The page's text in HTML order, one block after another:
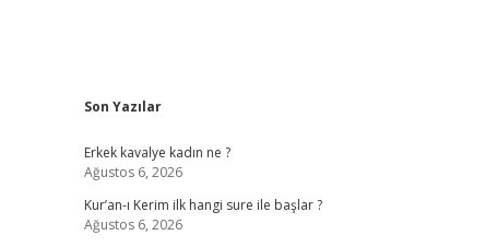
Sidebar
Son Yazılar
Erkek kavalye kadın ne ?
Ağustos 6, 2026
Kur’an-ı Kerim ilk hangi sure ile başlar ?
Ağustos 6, 2026
piabellacasino